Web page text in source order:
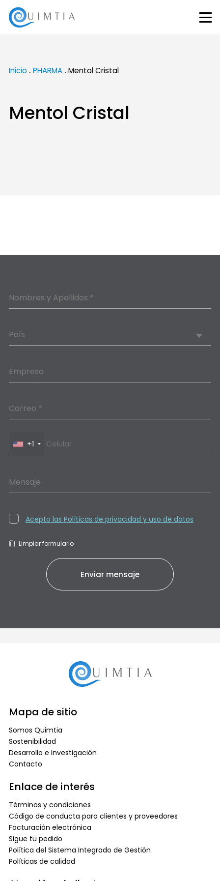
Inicio PHARMA Mentol Cristal
Mentol Cristal
Nombres y Apellidos *
País
Empresa
Correo *
+1
Mensaje
Acepto las Políticas de privacidad y uso de datos
Limpiar formulario
Mapa de sitio
Somos Quimtia
Sostenibilidad
Desarrollo e Investigación
Contacto
Enlace de interés
Términos y condiciones
Código de conducta para clientes y proveedores
Facturación electrónica
Sigue tu pedido
Política del Sistema Integrado de Gestión
Políticas de calidad